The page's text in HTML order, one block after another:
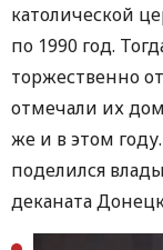
католической
по 1990 год.
торжественно
отмечали их
же и в этом
поделился
деканата